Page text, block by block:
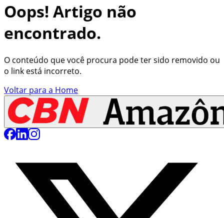
Oops! Artigo não
encontrado.
O conteúdo que você procura pode ter sido removido ou
o link está incorreto.
Voltar para a Home